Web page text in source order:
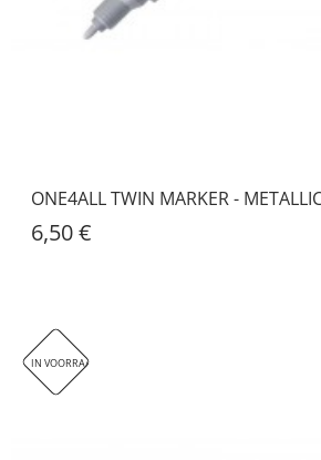
ONE4ALL TWIN MARKER -
6,50 €
IN VOORRAAD